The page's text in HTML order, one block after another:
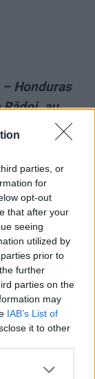
parties, or
for
opt-out
that after your
seeing
utilized by
prior to
further
parties on the
may
IAB’s List of
it to other
Honduras
au
5
Autul să
de
e
au